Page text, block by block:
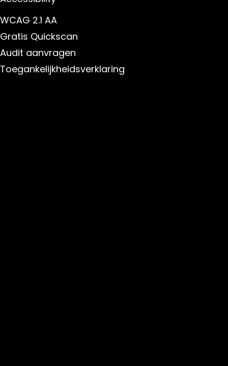
WCAG 2.1 AA
Gratis Quickscan
Audit aanvragen
Toegankelijkheidsverklaring